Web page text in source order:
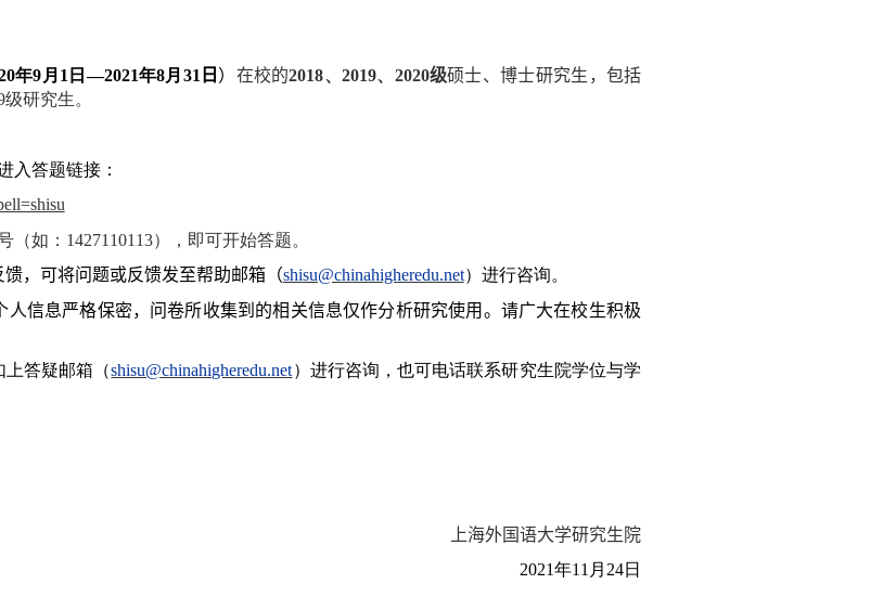
年9 月 1 日—2021年8月 31 日 ） 在校的2018、2019、 2020级硕士、博士研究生，包括
级研究生。
入答题链接：
（如： 1427110113），即可开始答题。
，可将问题或反馈发至帮助邮箱（shisu@chinahigheredu.net）进行咨询。
人信息严格保密，问卷所收集到的相关信息仅作分析研究使用。请广大在校生积极
上答疑邮箱（shisu@chinahigheredu.net）进行咨询，也可电话联系研究生院学位与学
上海外国语大学研究生院
2021年1 1 月 24日